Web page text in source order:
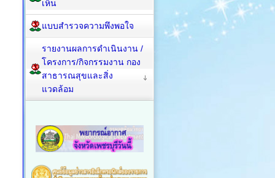
เห็น
แบบสำรวจความพึงพอใจ
รายงานผลการดำเนินงาน /
โครงการ/กิจกรรมงาน กอง
สาธารณสุขและสิ่ง
แวดล้อม